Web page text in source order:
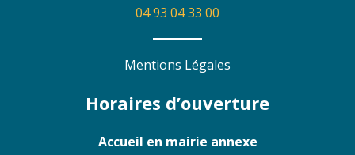
04 93 04 33 00
Mentions Légales
Horaires d’ouverture
Accueil en mairie annexe